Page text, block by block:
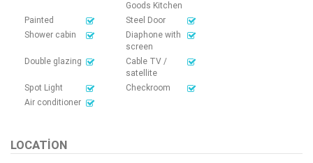
Goods Kitchen
Painted
Steel Door
Shower cabin
Diaphone with
screen
Double glazing
Cable TV /
satellite
Spot Light
Checkroom
Air conditioner
LOCATION